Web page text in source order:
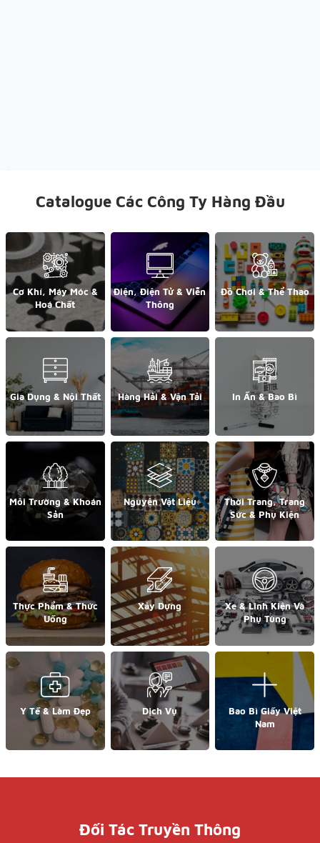
Catalogue Các Công Ty Hàng Đầu
Cơ Khí, Máy Móc &
Hoá Chất
Điện, Điện Tử & Viễn
Thông
Đồ Chơi & Thể Thao
Gia Dụng & Nội Thất Hàng Hải & Vận Tải In Ấn & Bao Bì
Môi Trường & Khoán
Sản
Nguyên Vật Liệu
Thời Trang, Trang
Sức & Phụ Kiện
Thực Phẩm & Thức
Uống
Xây Dựng
Xe & Linh Kiện Và
Phụ Tùng
Y Tế & Làm Đẹp Dịch Vụ
Bao Bì Giấy Việt
Nam
Đối Tác Truyền Thông